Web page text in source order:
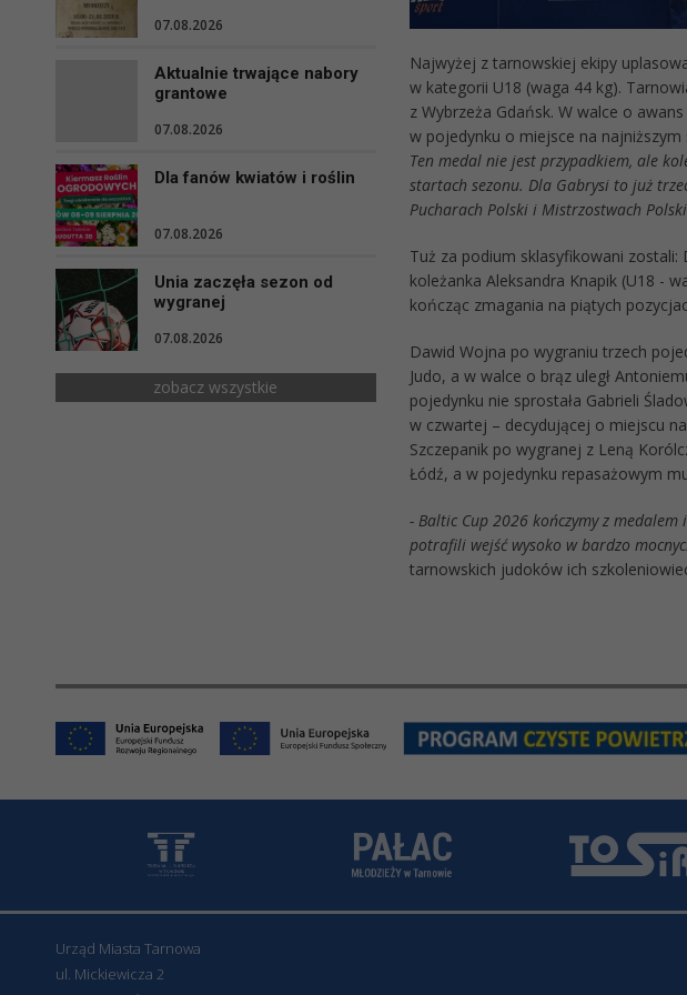
07.08.2026
Aktualnie trwające nabory
grantowe
07.08.2026
Dla fanów kwiatów i roślin
07.08.2026
Unia zaczęła sezon od
wygranej
07.08.2026
zobacz wszystkie
Najwyżej z tarnowskiej ekipy
w kategorii U18 (waga 44 kg).
z Wybrzeża Gdańsk. W walce o
w pojedynku o miejsce na najniższym
Ten medal nie jest przypadkiem, ale
startach sezonu. Dla Gabrysi to już
Pucharach Polski i Mistrzostwach Polski
Tuż za podium sklasyfikowani zostali:
koleżanka Aleksandra Knapik (U18 -
kończąc zmagania na piątych
Dawid Wojna po wygraniu trzech
Judo, a w walce o brąz uległ
pojedynku nie sprostała Gabrieli
w czwartej – decydującej o miejscu
Szczepanik po wygranej z Leną
Łódź, a w pojedynku repasażowym
- Baltic Cup 2026 kończymy z
potrafili wejść wysoko w bardzo
tarnowskich judoków ich
Urząd Miasta Tarnowa
ul. Mickiewicza 2